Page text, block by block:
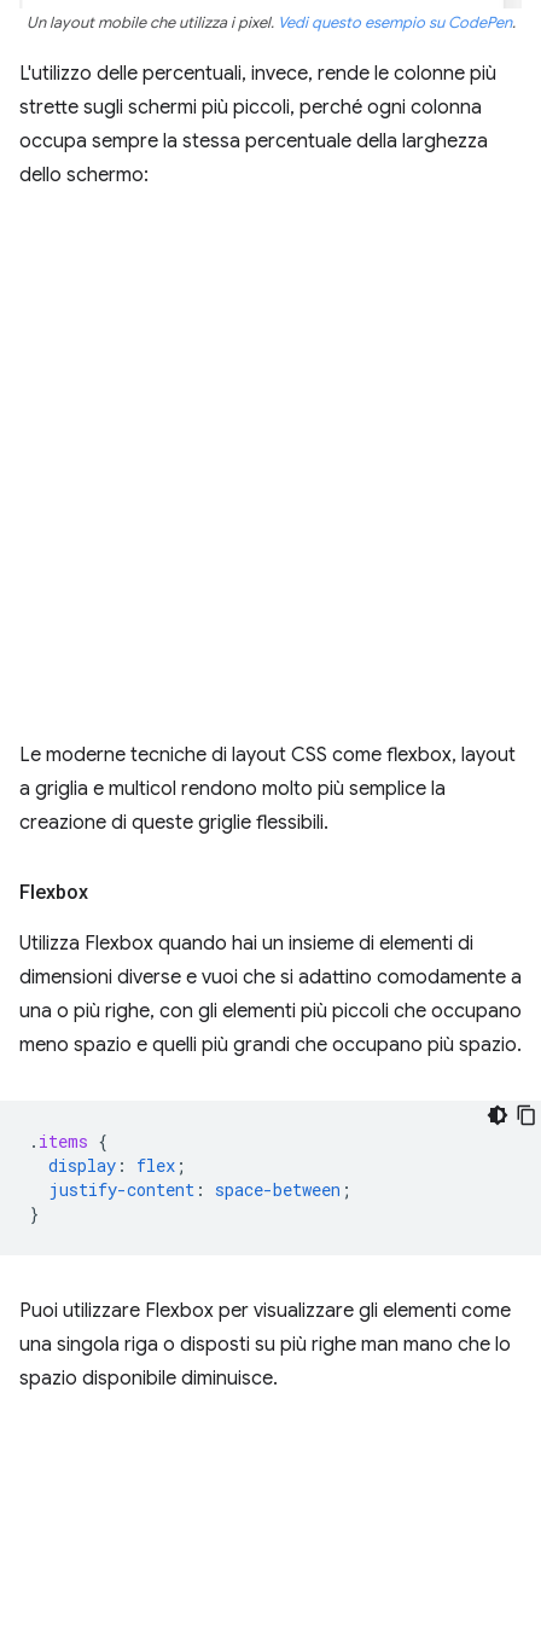
Un layout mobile che utilizza i pixel. Vedi questo esempio su CodePen.
L'utilizzo delle percentuali, invece, rende le colonne più
strette sugli schermi più piccoli, perché ogni colonna
occupa sempre la stessa percentuale della larghezza
dello schermo:
Le moderne tecniche di layout CSS come flexbox, layout
a griglia e multicol rendono molto più semplice la
creazione di queste griglie flessibili.
Flexbox
Utilizza Flexbox quando hai un insieme di elementi di
dimensioni diverse e vuoi che si adattino comodamente a
una o più righe, con gli elementi più piccoli che occupano
meno spazio e quelli più grandi che occupano più spazio.
. items {
display : flex ;
justify-content : space-between ;
}
Puoi utilizzare Flexbox per visualizzare gli elementi come
una singola riga o disposti su più righe man mano che lo
spazio disponibile diminuisce.